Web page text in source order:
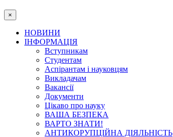
×
НОВИНИ
ІНФОРМАЦІЯ
Вступникам
Студентам
Аспірантам і науковцям
Викладачам
Вакансії
Документи
Цікаво про науку
ВАША БЕЗПЕКА
ВАРТО ЗНАТИ!
АНТИКОРУПЦІЙНА ДІЯЛЬНІСТЬ